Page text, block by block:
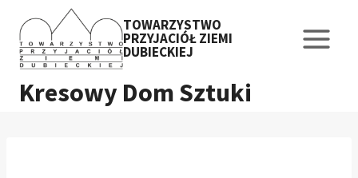
treści
TOWARZYSTWO
PRZYJACIÓŁ ZIEMI
DUBIECKIEJ
Kresowy Dom Sztuki